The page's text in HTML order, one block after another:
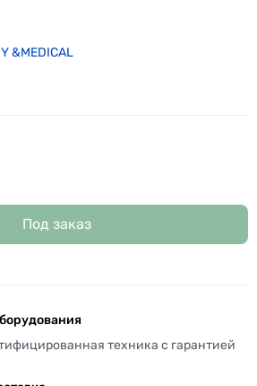
&MEDICAL
Под заказ
техника с гарантией